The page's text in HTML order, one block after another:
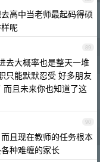
高中当老师最起码得硕
呢
89
去大概率也是整天一堆
只能默默忍受 好多朋友
且未来你也知道了这
90
且现在教师的任务根本
种难缠的家长